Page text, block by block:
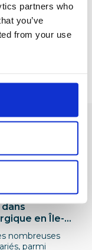
partners who
you’ve
from your use
Naomi
par les
située à
en Île-
!
nombreuses
parmi